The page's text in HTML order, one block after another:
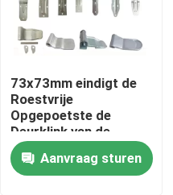
73x73mm eindigt de
Roestvrije
Opgepoetste de
Deurklink van de
Aanvraag sturen